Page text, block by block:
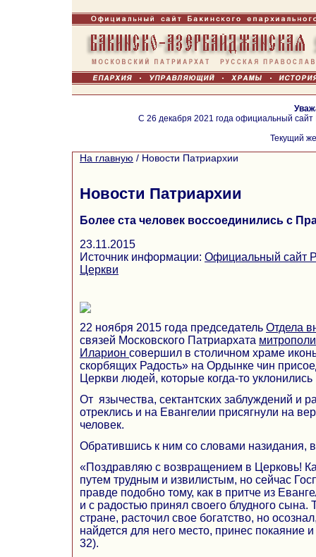
С 26 декабря 2021 года официальный
Текущий
На главную / Новости Патриархии
Новости Патриархии
Более ста человек воссоединились с
23.11.2015
Источник информации: Официальный сайт
Церкви
22 ноября 2015 года председатель Отдела
связей Московского Патриархата
Иларион совершил в столичном храме
скорбящих Радость» на Ордынке чин
Церкви людей, которые когда-то
От язычества, сектантских заблуждений и
отреклись и на Евангелии присягнули на
человек.
Обратившись к ним со словами назидания,
«Поздравляю с возвращением в Церковь!
путем трудным и извилистым, но сейчас
правде подобно тому, как в притче из
и с радостью принял своего блудного сына.
стране, расточил свое богатство, но
найдется для него место, принес покаяние
32).